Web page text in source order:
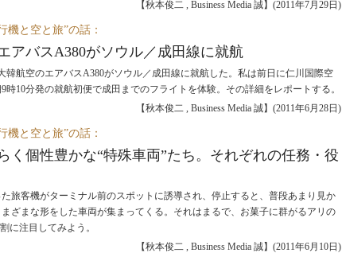
【秋本俊二 , Business Media 誠】 (2011年7月29日 )
機と空と旅”の話：
アバスA380がソウル／成田線に就航
韓航空のエアバスA380がソウル／成田線に就航した。私は前日に仁川国際空
時10分発の就航初便で成田までのフライトを体験。その詳細をレポートする。
【秋本俊二 , Business Media 誠】 (2011年6月28日 )
機と空と旅”の話：
く個性豊かな“特殊車両”たち。それぞれの任務・役
旅客機がターミナル前のスポットに誘導され、停止すると、普段あまり見か
ざまな形をした車両が集まってくる。それはまるで、お菓子に群がるアリの
に注目してみよう。
【秋本俊二 , Business Media 誠】 (2011年6月10日 )